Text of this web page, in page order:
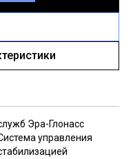
Эра-Глонасс
управления